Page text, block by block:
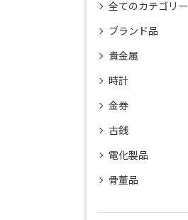
全てのカテゴリー
ブランド品
貴金属
時計
金券
古銭
電化製品
骨董品